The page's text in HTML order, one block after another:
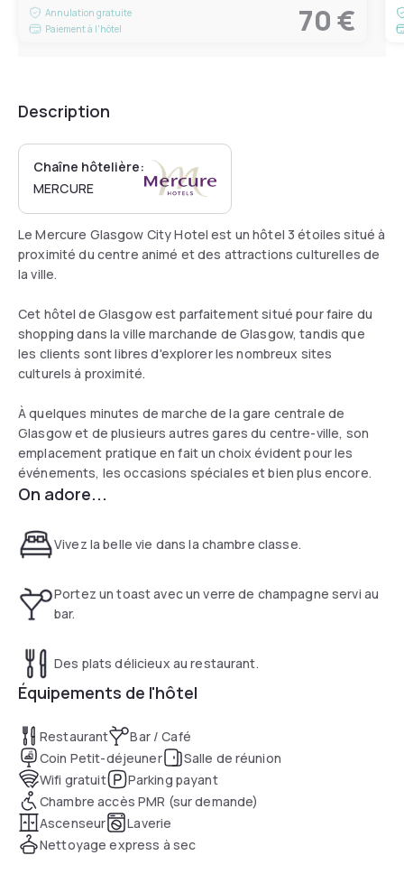
Annulation gratuite
Paiement à l'hôtel
70 €
Description
Chaîne hôtelière:
MERCURE
Le Mercure Glasgow City Hotel est un hôtel 3 étoiles situé à
proximité du centre animé et des attractions culturelles de
la ville.
Cet hôtel de Glasgow est parfaitement situé pour faire du
shopping dans la ville marchande de Glasgow, tandis que
les clients sont libres d'explorer les nombreux sites
culturels à proximité.
À quelques minutes de marche de la gare centrale de
Glasgow et de plusieurs autres gares du centre-ville, son
emplacement pratique en fait un choix évident pour les
événements, les occasions spéciales et bien plus encore.
On adore...
Vivez la belle vie dans la chambre classe.
Portez un toast avec un verre de champagne servi au
bar.
Des plats délicieux au restaurant.
Équipements de l'hôtel
Restaurant
Bar / Café
Coin Petit-déjeuner
Salle de réunion
Wifi gratuit
Parking payant
Chambre accès PMR (sur demande)
Ascenseur
Laverie
Nettoyage express à sec